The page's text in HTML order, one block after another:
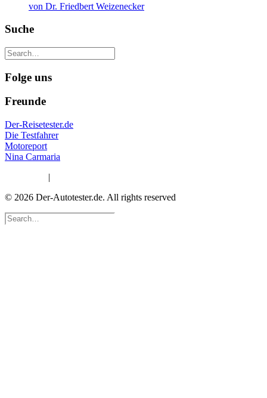
von Dr. Friedbert Weizenecker
Suche
Folge uns
Freunde
Der-Reisetester.de
Die Testfahrer
Motoreport
Nina Carmaria
|
© 2026 Der-Autotester.de. All rights reserved